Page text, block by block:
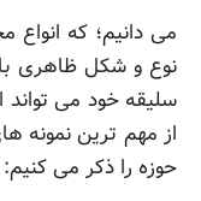
می دانیم؛ که انواع
نوع و شکل ظاهری
سلیقه خود می تواند
از مهم ترین نمونه
حوزه را ذکر می کنیم: